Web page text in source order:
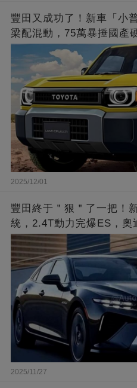
豐田又成功了！新車「小
梁配混動，75萬暴捶國產
2025/12/01
豐田終于＂狠＂了一把！
統，2.4T動力完爆ES，奧
2025/11/27